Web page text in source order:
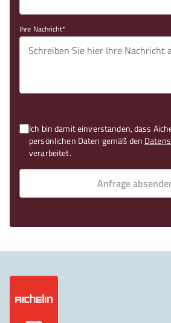
Ihre Nachricht
Ich bin damit einverstanden, dass
persönlichen Daten gemäß den
verarbeitet.
Anfrage